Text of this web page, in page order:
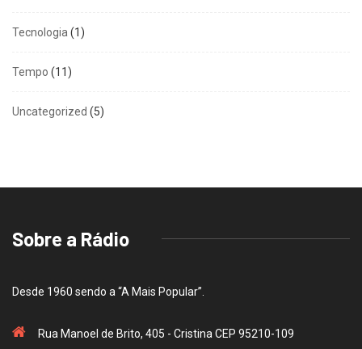
Tecnologia (1)
Tempo (11)
Uncategorized (5)
Sobre a Rádio
Desde 1960 sendo a “A Mais Popular”.
Rua Manoel de Brito, 405 - Cristina CEP 95210-109